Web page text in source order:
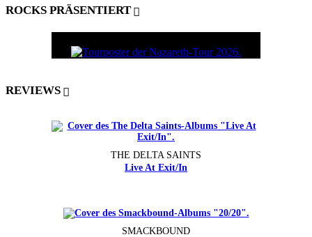
ROCKS PRÄSENTIERT
REVIEWS
THE DELTA SAINTS
Live At Exit/In
SMACKBOUND